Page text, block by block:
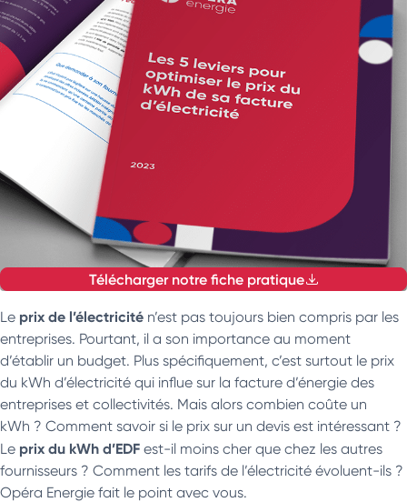
Télécharger notre fiche pratique
Le prix de l’électricité n’est pas toujours bien compris par les
entreprises. Pourtant, il a son importance au moment
d’établir un budget. Plus spécifiquement, c’est surtout le prix
du kWh d’électricité qui influe sur la facture d’énergie des
entreprises et collectivités. Mais alors combien coûte un
kWh ? Comment savoir si le prix sur un devis est intéressant ?
Le prix du kWh d’EDF est-il moins cher que chez les autres
fournisseurs ? Comment les tarifs de l’électricité évoluent-ils ?
Opéra Energie fait le point avec vous.